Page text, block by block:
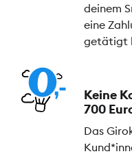
deinem
eine
getätigt
Keine
700
Das